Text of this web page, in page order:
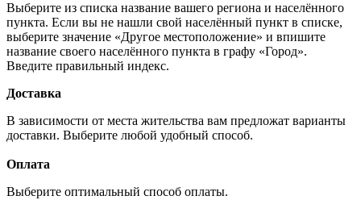
Выберите из списка название вашего региона и населённого
пункта. Если вы не нашли свой населённый пункт в списке,
выберите значение «Другое местоположение» и впишите
название своего населённого пункта в графу «Город».
Введите правильный индекс.
Доставка
В зависимости от места жительства вам предложат варианты
доставки. Выберите любой удобный способ.
Оплата
Выберите оптимальный способ оплаты.